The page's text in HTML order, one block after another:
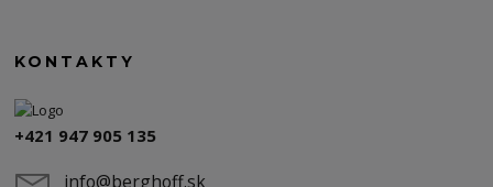
KONTAKTY
+421 947 905 135
info@berghoff.sk